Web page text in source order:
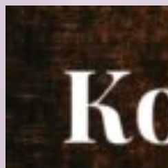
Перейти
содержимому